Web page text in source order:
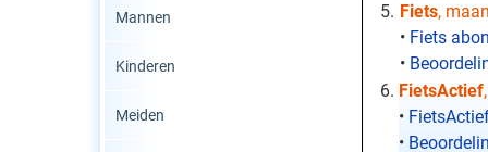
Mannen
Kinderen
Meiden
Fiets,
• Fiets
•
FietsActief
•
•